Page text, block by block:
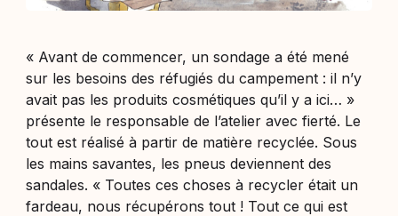
« Avant de commencer, un sondage a été mené
sur les besoins des réfugiés du campement : il n’y
avait pas les produits cosmétiques qu’il y a ici… »
présente le responsable de l’atelier avec fierté. Le
tout est réalisé à partir de matière recyclée. Sous
les mains savantes, les pneus deviennent des
sandales. « Toutes ces choses à recycler était un
fardeau, nous récupérons tout ! Tout ce qui est